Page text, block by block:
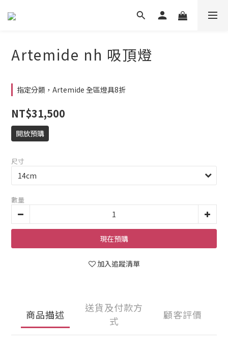
Artemide nh 吸頂燈
指定分類，Artemide 全區燈具8折
NT$31,500
開放預購
尺寸
數量
現在預購
加入追蹤清單
商品描述
送貨及付款方
式
顧客評價